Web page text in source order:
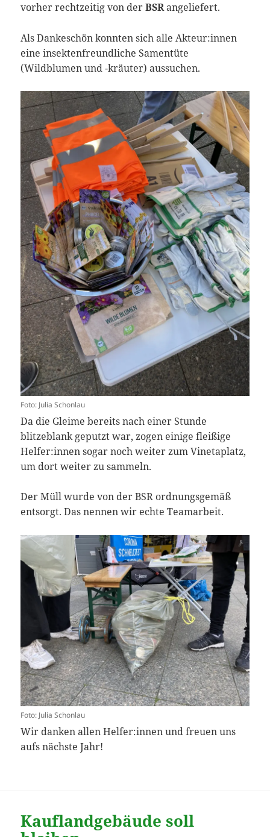
vorher rechtzeitig von derBSRangeliefert.
Als Dankeschön konnten sich alle Akteur:innen
eine insektenfreundliche Samentüte
(Wildblumen und -kräuter) aussuchen.
Foto: Julia Schonlau
Da die Gleime bereits nach einer Stunde
blitzeblank geputzt war, zogen einige fleißige
Helfer:innen sogar noch weiter zum Vinetaplatz,
um dort weiter zu sammeln.
Der Müll wurde von der BSR ordnungsgemäß
entsorgt. Das nennen wir echte Teamarbeit.
Foto: Julia Schonlau
Wir danken allen Helfer:innen und freuen uns
aufs nächste Jahr!
Kauflandgebäude soll